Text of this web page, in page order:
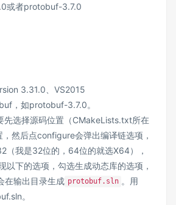
或者protobuf-3.7.0
3.31.0、VS2015
，如protobuf-3.7.0。
先选择源码位置（CMakeLists.txt所在
然后点configure会弹出编译链选项，
（我是32位的，64位的就选X64），
以下的选项，勾选生成动态库的选项，
在输出目录生成 protobuf.sln 。用
。